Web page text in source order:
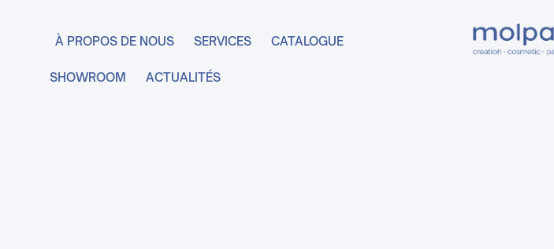
À PROPOS DE NOUS SERVICES CATALOGUE
SHOWROOM ACTUALITÉS